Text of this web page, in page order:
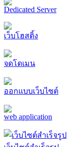
Dedicated Server
เว็บโฮสติ้ง
จดโดเมน
ออกแบบเว็บไซต์
web application